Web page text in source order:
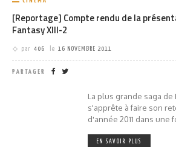
[Reportage] Compte rendu de la
Fantasy XIII-2
par 406 le 16 NOVEMBRE 2011
PARTAGER
La plus grande saga de
s'apprête à faire son
d'année 2011 dans une
EN SAVOIR PLUS